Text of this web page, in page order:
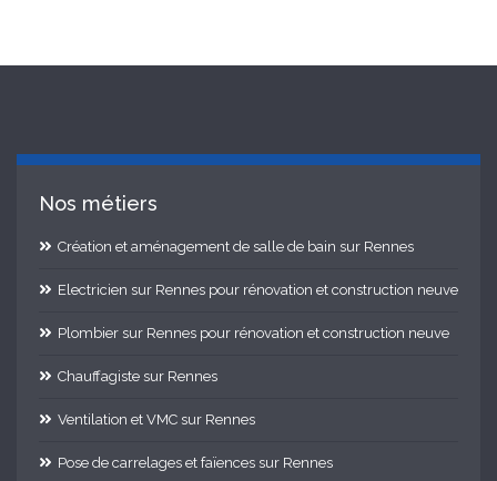
Nos métiers
Création et aménagement de salle de bain sur Rennes
Electricien sur Rennes pour rénovation et construction neuve
Plombier sur Rennes pour rénovation et construction neuve
Chauffagiste sur Rennes
Ventilation et VMC sur Rennes
Pose de carrelages et faïences sur Rennes